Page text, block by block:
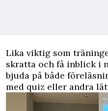
Lika viktig som
skratta och få inblick i
bjuda på både
med quiz eller andra